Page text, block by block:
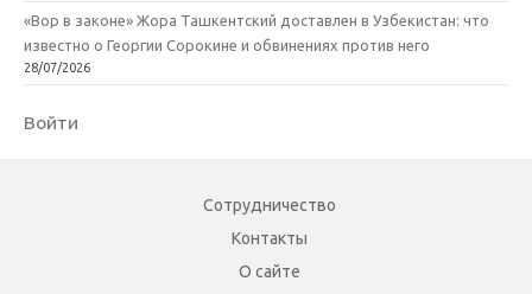
«Вор в законе» Жора Ташкентский доставлен в Узбекистан: что
известно о Георгии Сорокине и обвинениях против него
28/07/2026
Войти
Сотрудничество
Контакты
О сайте